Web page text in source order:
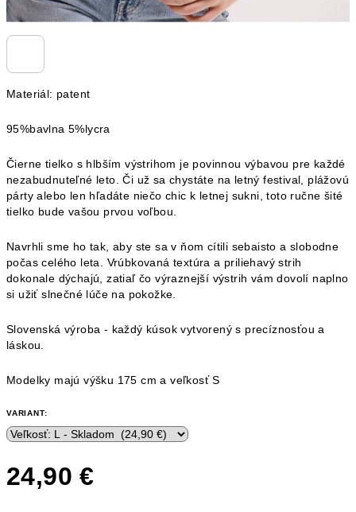
Materiál: patent
95%bavlna 5%lycra
Čierne tielko s hlbším výstrihom je povinnou výbavou pre každé
nezabudnuteľné leto. Či už sa chystáte na letný festival, plážovú
párty alebo len hľadáte niečo chic k letnej sukni, toto ručne šité
tielko bude vašou prvou voľbou.
Navrhli sme ho tak, aby ste sa v ňom cítili sebaisto a slobodne
počas celého leta. Vrúbkovaná textúra a priliehavý strih
dokonale dýchajú, zatiaľ čo výraznejší výstrih vám dovolí naplno
si užiť slnečné lúče na pokožke.
Slovenská výroba - každý kúsok vytvorený s precíznosťou a
láskou.
Modelky majú výšku 175 cm a veľkosť S
VARIANT:
24,90 €